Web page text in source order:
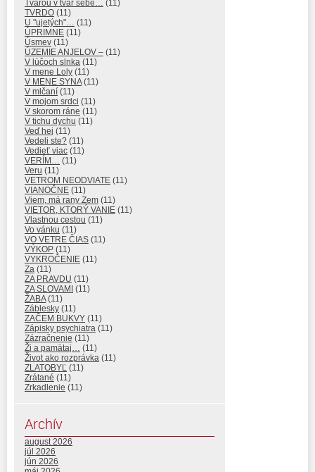
Tvárou v tvár sebe… (11)
TVRDO (11)
U "ujetých"… (11)
ÚPRIMNE (11)
Úsmev (11)
ÚZEMIE ANJELOV – (11)
V lúčoch slnka (11)
V mene Loly (11)
V MENE SYNA(11)
V mlčaní (11)
V mojom srdci (11)
V skorom ráne (11)
V tichu dychu (11)
Veď hej (11)
Vedeli ste? (11)
Vedieť viac (11)
VERÍM… (11)
Veru (11)
VETROM NEODVIATE (11)
VIANOČNE (11)
Viem, má rany Zem (11)
VIETOR, KTORÝ VANIE (11)
Vlastnou cestou (11)
Vo vánku (11)
VO VETRE ČIAS (11)
VÝKOP (11)
VYKROČENIE (11)
Za (11)
ZA PRAVDU (11)
ZA SLOVAMI (11)
ŽABA(11)
Záblesky (11)
ZAČEM BUKVY (11)
Zápisky psychiatra (11)
Zázračnenie (11)
Ži a pamätaj… (11)
Život ako rozprávka (11)
ZLATOBYĽ (11)
Zrátané (11)
Zrkadlenie (11)
Archív
august 2026
júl 2026
jún 2026